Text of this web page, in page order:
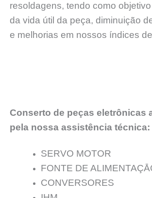
resoldagens, tendo como
da vida útil da peça, diminuição
e melhorias em nossos índices
Conserto de peças eletrônicas
pela nossa assistência técnica:
SERVO MOTOR
FONTE DE
CONVERSORES